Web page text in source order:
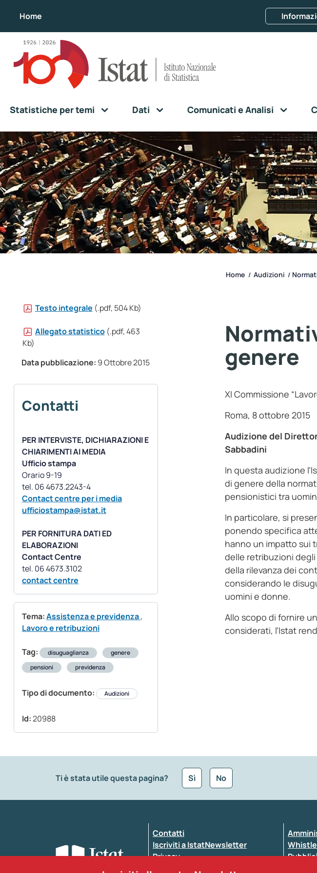
Home
Statistiche per temi Dati Comunicati e Analisi
Testo integrale (.pdf, 504 Kb)
Allegato statistico (.pdf, 463
Kb)
Data pubblicazione: 9 Ottobre 2015
Contatti
PER INTERVISTE, DICHIARAZIONI E
CHIARIMENTI AI MEDIA
Ufficio stampa
Orario 9-19
Contact centre per i media
ufficiostampa@istat.it
PER FORNITURA DATI ED
ELABORAZIONI
Contact Centre
contact centre
Tema:Assistenza e previdenza,
Lavoro e retribuzioni
Tag: disuguaglianza
genere
pensioni
previdenza
Tipo di documento: Audizioni
Id:20988
Home / Audizioni /
genere
XI Commissione
Roma, 8 ottobre 2015
Audizione del
Sabbadini
In questa audizione
di genere della
pensionistici tra
In particolare, si
ponendo specifica
hanno un impatto sui
delle retribuzioni
della rilevanza dei
considerando le
uomini e donne.
Allo scopo di fornire
considerati, l’Istat
Ti è stata utile questa pagina? Sì No
Seleziona la
Inserisci il tuo commento
Contatti
Iscriviti a IstatNewsletter
Privacy
Atti di